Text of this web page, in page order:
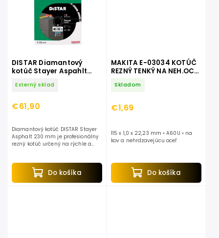
DISTAR Diamantový
kotúč Stayer Aspahlt
Externý sklad
€61,90
Do košíka
Diamantový kotúč DISTAR Stayer
Asphalt 230 mm je profesionálny
rezný kotúč určený na rýchle a
materiálov. Vďaka...
MAKITA E-03034 KOTÚČ
REZNÝ TENKÝ NA NEH.OCEĽ
Skladom
€1,69
Do košíka
115 x 1,0 x 22,23 mm • A60U • na
kov a nehrdzavejúcu oceľ